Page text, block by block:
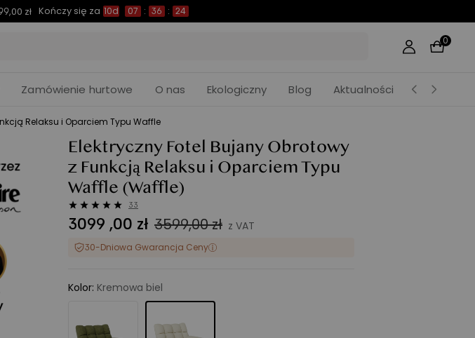
zł Kończy się za 10d 07 : 36 : 22
0
Zamówienie hurtowe O nas Ekologiczny Blog Aktualności
Relaksu i Oparciem Typu Waffle
Elektryczny Fotel Bujany Obrotowy
z Funkcją Relaksu i Oparciem Typu
Waffle (Waffle)
33
3099 ,00 zł 3599,00 zł z VAT
30-Dniowa Gwarancja Ceny
Kolor: Kremowa biel